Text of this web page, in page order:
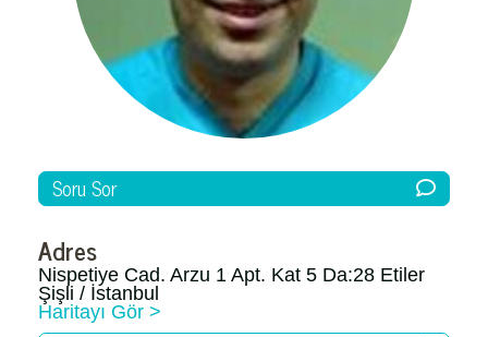
Soru Sor
Adres
Nispetiye Cad. Arzu 1 Apt. Kat 5 Da:28 Etiler
Şişli / İstanbul
Haritayı Gör >